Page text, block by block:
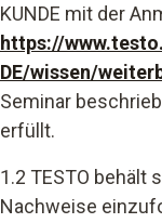
KUNDE mit der
https://
DE/wissen/
Seminar
erfüllt.
1.2 TESTO behält
Nachweise